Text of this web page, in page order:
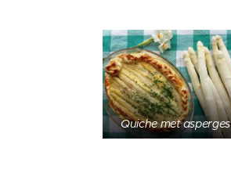
Quiche met asperges